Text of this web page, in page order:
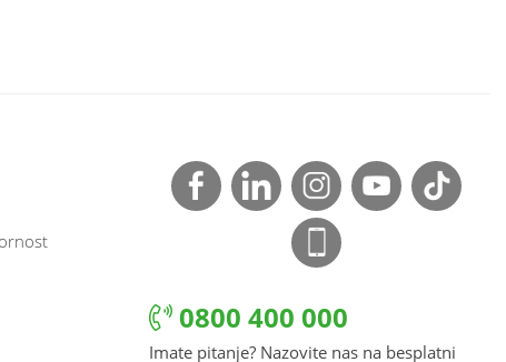
0800 400 000
Imate pitanje? Nazovite nas na besplatni